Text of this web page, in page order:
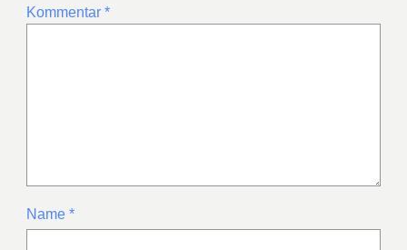
Kommentar *
Name *